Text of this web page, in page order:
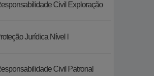
Civil Exploração
Jurídica Nível I
Civil Patronal